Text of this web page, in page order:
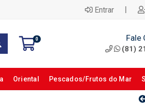
Entrar |
0 Fale
(81)
Oriental Pescados/Frutos do Mar